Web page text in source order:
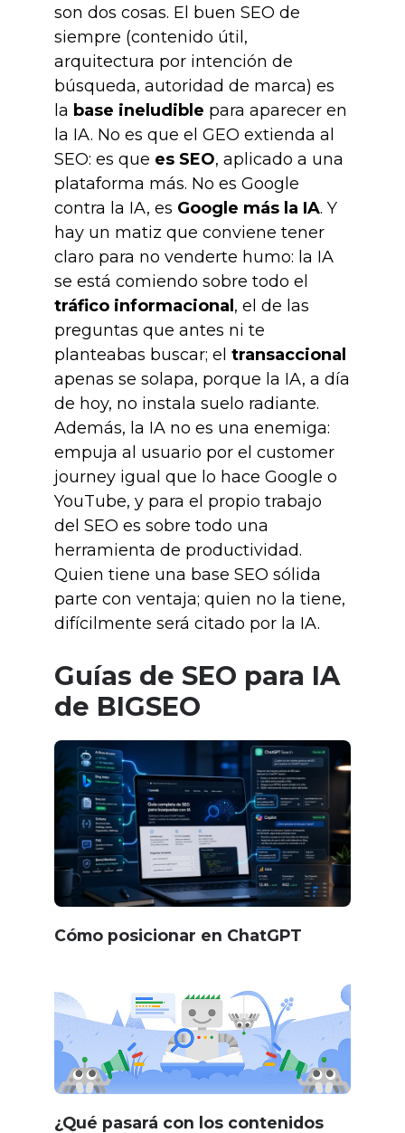
son dos cosas. El buen SEO de
siempre (contenido útil,
arquitectura por intención de
búsqueda, autoridad de marca) es
la base ineludible para aparecer en
la IA. No es que el GEO extienda al
SEO: es que es SEO, aplicado a una
plataforma más. No es Google
contra la IA, es Google más la IA. Y
hay un matiz que conviene tener
claro para no venderte humo: la IA
se está comiendo sobre todo el
tráfico informacional, el de las
preguntas que antes ni te
planteabas buscar; el transaccional
apenas se solapa, porque la IA, a día
de hoy, no instala suelo radiante.
Además, la IA no es una enemiga:
empuja al usuario por el customer
journey igual que lo hace Google o
YouTube, y para el propio trabajo
del SEO es sobre todo una
herramienta de productividad.
Quien tiene una base SEO sólida
parte con ventaja; quien no la tiene,
difícilmente será citado por la IA.
Guías de SEO para IA
de BIGSEO
Cómo posicionar en ChatGPT
¿Qué pasará con los contenidos